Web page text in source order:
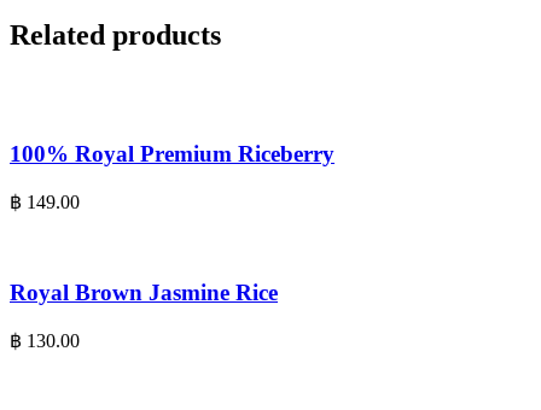
Related products
100% Royal Premium Riceberry
฿ 149.00
Royal Brown Jasmine Rice
฿ 130.00